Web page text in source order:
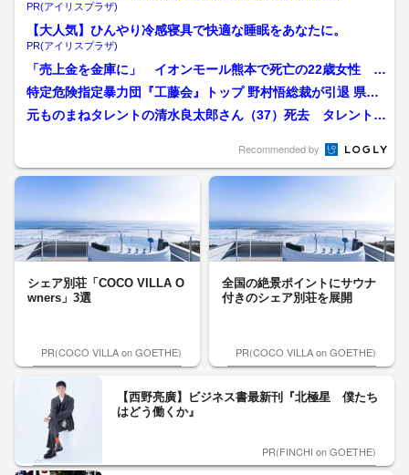
PR(アイリスプラザ)
【大人気】ひんやり冷感寝具で快適な睡眠をあなたに。
PR(アイリスプラザ)
「売上金を金庫に」 イオンモール熊本で死亡の22歳女性 勤
務店運営会社の指示受け...
特定危険指定暴力団『工藤会』トップ 野村悟総裁が引退 県公
安委員会が公示 工藤会...
元ものまねタレントの清水良太郎さん（37）死去 タレント・
Recommended by
シェア別荘「COCO VILLA O
wners」3選
PR(COCO VILLA on GOETHE)
全国の絶景ポイントにサウナ
付きのシェア別荘を展開
PR(COCO VILLA on GOETHE)
【西野亮廣】ビジネス書最新刊『北極星 僕たち
はどう働くか』
PR(FINCHI on GOETHE)